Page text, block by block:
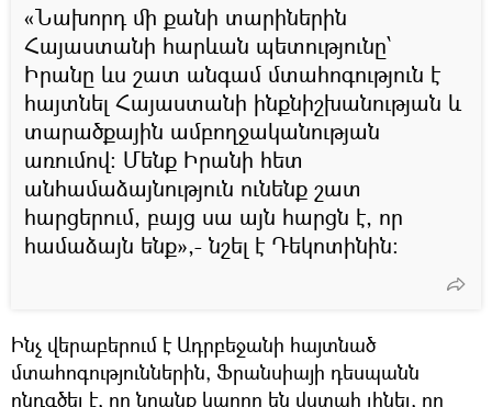
«Նախորդ մի քանի տարիներին
Հայաստանի հարևան պետությունը՝
Իրանը ևս շատ անգամ մտահոգություն է
հայտնել Հայաստանի ինքնիշխանության և
տարածքային ամբողջականության
առումով: Մենք Իրանի հետ
անհամաձայնություն ունենք շատ
հարցերում, բայց սա այն հարցն է, որ
համաձայն ենք»,- նշել է Դեկոտինին։
Ինչ վերաբերում է Ադրբեջանի հայտնած
մտահոգություններին, Ֆրանսիայի դեսպանն
ընդգծել է, որ նրանք կարող են վստահ լինել, որ